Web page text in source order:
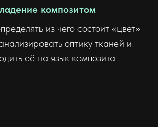
композитом
из чего состоит «цвет»
оптику тканей и
её на язык композита